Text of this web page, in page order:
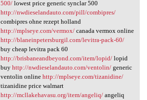
500/lowest price generic synclar 500
http://nwdieselandauto.com/pill/combipres/
combipres ohne rezept holland
http://mplseye.com/vermox/canada vermox online
http://blaneinpetersburgil.com/levitra-pack-60/
buy cheap levitra pack 60
http://brisbaneandbeyond.com/item/lopid/lopid
buy http://nwdieselandauto.com/ventolin/generic
ventolin online http://mplseye.com/tizanidine/
tizanidine price walmart
http://mcllakehavasu.org/item/angeliq/angeliq